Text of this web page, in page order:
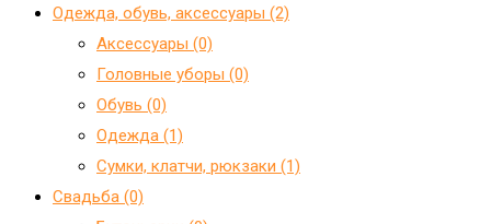
Одежда, обувь, аксессуары (2)
Аксессуары (0)
Головные уборы (0)
Обувь (0)
Одежда (1)
Сумки, клатчи, рюкзаки (1)
Свадьба (0)